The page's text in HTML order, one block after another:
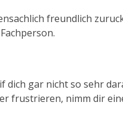
freundlich
dich gar nicht so sehr
frustrieren, nimm dir